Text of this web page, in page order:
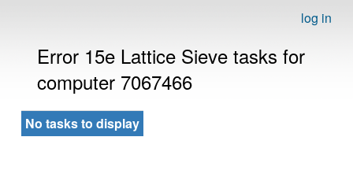
log in
Error 15e Lattice Sieve tasks for
computer 7067466
No tasks to display